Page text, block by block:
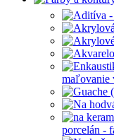
maľovanie
porcelán -